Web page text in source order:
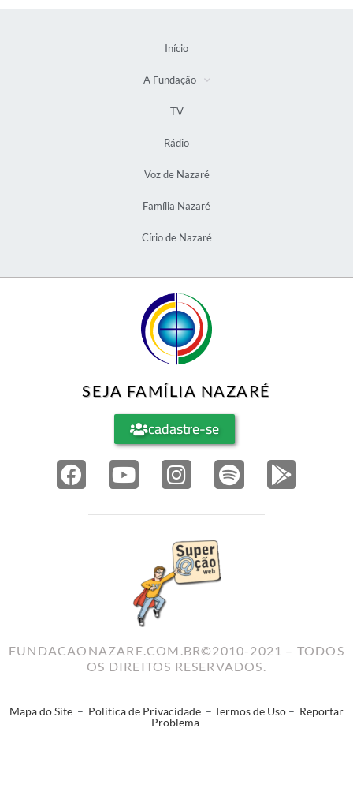
Início
A Fundação
TV
Rádio
Voz de Nazaré
Família Nazaré
Círio de Nazaré
SEJA FAMÍLIA NAZARÉ
cadastre-se
FUNDACAONAZARE.COM.BR©2010-2021 – TODOS
OS DIREITOS RESERVADOS.
Mapa do Site – Politica de Privacidade – Termos de Uso – Reportar
Problema